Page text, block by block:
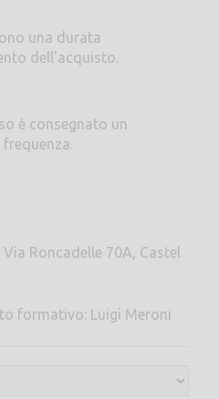
una durata
dell'acquisto.
è consegnato un
Roncadelle 70A, Castel
formativo: Luigi Meroni